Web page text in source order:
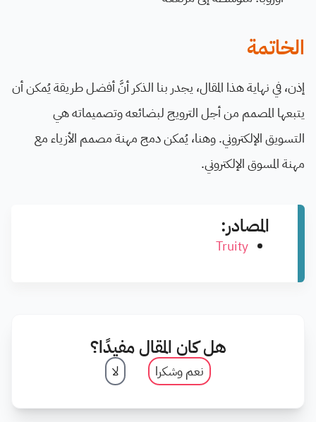
الخاتمة
إذن، في نهاية هذا المقال، يجدر بنا الذكر أنَّ أفضل طريقة يُمكن أن
يتبعها المصمم من أجل الترويج لبضائعه وتصميماته هي
التسويق الإلكتروني. وهنا، يُمكن دمج مهنة مصمم الأزياء مع
مهنة المسوق الإلكتروني.
المصادر:
Truity
هل كان المقال مفيدًا؟
نعم وشكرا لا